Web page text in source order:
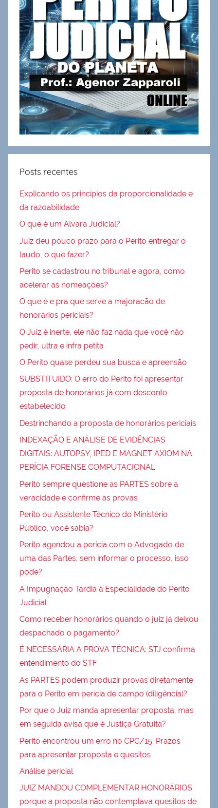
Posts recentes
Explicando os princípios da proporcionalidade e
da razoabilidade
O que é um Alvará Judicial?
Juiz deu pouco prazo para o Perito entregar o
laudo, o que fazer?
Perito se cadastrou no tribunal e agora, como
acelerar as nomeações?
O que é e pra que serve a majoracão de
honorários periciais?
O Juiz é inerte, ele não faz nada que você não
pedir, ultra e infra petita
O Perito quase perdeu sua busca e apreensão
SUBSTITUIDO: O erro do Perito foi apresentar
proposta de honorários já com desconto
estabelecido
Destrinchando a proposta de honorários periciais
INDEXAÇÃO E ANÁLISE DE EVIDÊNCIAS
DIGITAIS: AUTOPSY, IPED E MAGNET AXIOM NA
PERÍCIA FORENSE COMPUTACIONAL
Perito sempre questione as PARTES sobre a
veracidade e confirme as provas
Perito ou Assistente Técnico do Ministério
Público, você sabia?
Perito agendou a perícia com o Advogado de
uma das Partes, sem informar o processo, isso
pode?
A Impugnação Tardia à Especialidade do Perito
Judicial
Como receber honorários quando o juiz já deixou
despachado o pagamento?
É NECESSÁRIA A PROVA TÉCNICA: STJ confirma
entendimento do STF
As PARTES podem produzir provas diretamente
para o Perito em perícia de campo (diligência)?
Por que o Juiz manda apresentar proposta, mas
em seguida avisa que é Justiça Gratuita?
Perito encontrou um erro no CPC/15: Prazos
para apresentar proposta e quesitos
Análise pericial
JUIZ MANDOU COMPLEMENTAR HONORÁRIOS
porque a proposta não contemplava quesitos de